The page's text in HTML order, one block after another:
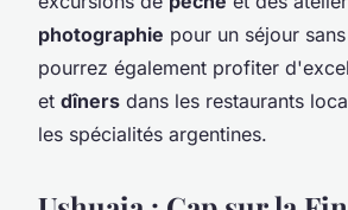
photographie pour un séjour
pourrez également profiter
et dîners dans les restaurants
les spécialités argentines.